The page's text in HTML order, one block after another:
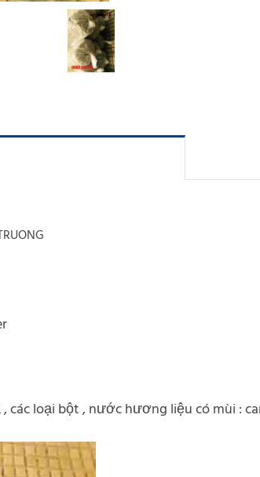
loại bột , nước hương liệu có mùi :